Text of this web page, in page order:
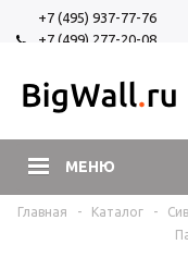
+7 (495) 937-77-76
+7 (499) 277-20-08
МЕНЮ
Главная - Каталог -